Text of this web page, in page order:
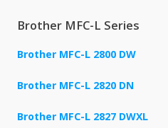
Brother MFC-L Series
Brother MFC-L 2800 DW
Brother MFC-L 2820 DN
Brother MFC-L 2827 DWXL